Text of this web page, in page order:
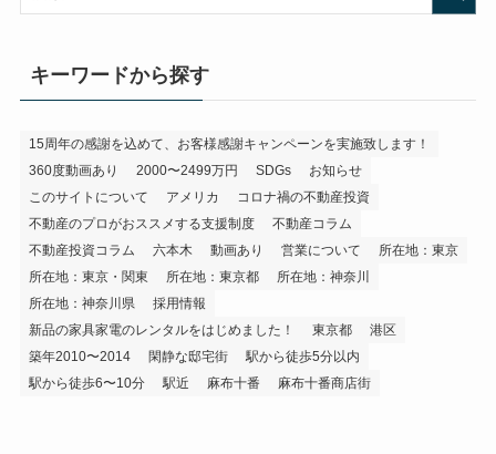
キーワードから探す
15周年の感謝を込めて、お客様感謝キャンペーンを実施致します！
360度動画あり
2000〜2499万円 SDGs
お知らせ
このサイトについて
アメリカ
コロナ禍の不動産投資
不動産のプロがおススメする支援制度
不動産コラム
不動産投資コラム
六本木 動画あり 営業について
所在地：東京
所在地：東京・関東
所在地：東京都
所在地：神奈川
所在地：神奈川県
採用情報
新品の家具家電のレンタルをはじめました！
東京都
港区
築年2010〜2014
閑静な邸宅街
駅から徒歩5分以内
駅から徒歩6〜10分
駅近 麻布十番 麻布十番商店街